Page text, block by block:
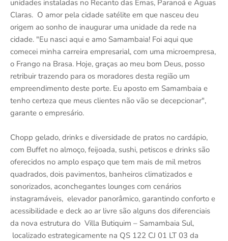
unidades instaladas no Recanto das Emas, Paranoá e Águas
Claras. O amor pela cidade satélite em que nasceu deu
origem ao sonho de inaugurar uma unidade da rede na
cidade. "Eu nasci aqui e amo Samambaia! Foi aqui que
comecei minha carreira empresarial, com uma microempresa,
o Frango na Brasa. Hoje, graças ao meu bom Deus, posso
retribuir trazendo para os moradores desta região um
empreendimento deste porte. Eu aposto em Samambaia e
tenho certeza que meus clientes não vão se decepcionar",
garante o empresário.
Chopp gelado, drinks e diversidade de pratos no cardápio,
com Buffet no almoço, feijoada, sushi, petiscos e drinks são
oferecidos no amplo espaço que tem mais de mil metros
quadrados, dois pavimentos, banheiros climatizados e
sonorizados, aconchegantes lounges com cenários
instagramáveis, elevador panorâmico, garantindo conforto e
acessibilidade e deck ao ar livre são alguns dos diferenciais
da nova estrutura do Villa Butiquim – Samambaia Sul,
localizado estrategicamente na QS 122 CJ 01 LT 03 da